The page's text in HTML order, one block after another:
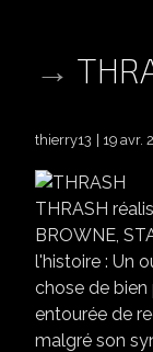
thierry13 19 avr.
THRASH
BROWNE,
l'histoire : Un
chose de bien
entourée de
malgré son